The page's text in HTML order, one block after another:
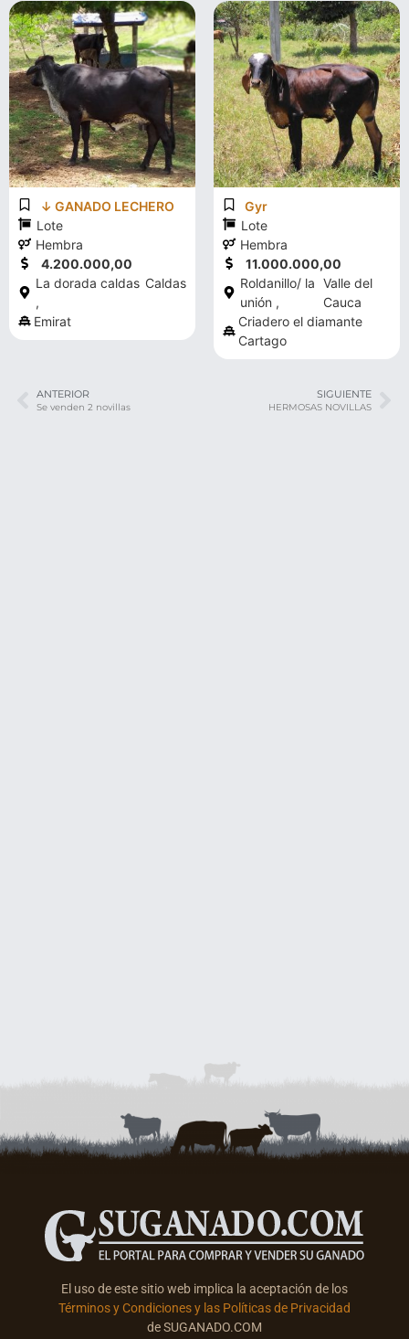
↓ GANADO LECHERO
Lote
Hembra
4.200.000,00
La dorada caldas
,
Caldas
Emirat
Gyr
Lote
Hembra
11.000.000,00
Roldanillo/ la
unión ,
Valle del
Cauca
Criadero el diamante
Cartago
ANTERIOR
Se venden 2 novillas
SIGUIENTE
HERMOSAS NOVILLAS
El uso de este sitio web implica la aceptación de los
Términos y Condiciones y las Políticas de Privacidad
de SUGANADO.COM